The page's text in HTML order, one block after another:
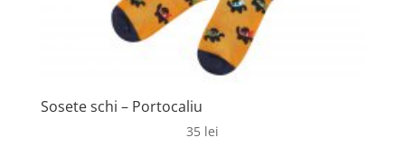
Sosete schi – Portocaliu
35 lei